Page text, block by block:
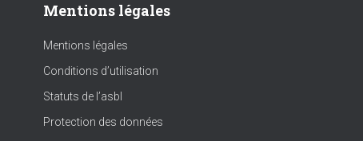
Mentions légales
Mentions légales
Conditions d’utilisation
Statuts de l’asbl
Protection des données